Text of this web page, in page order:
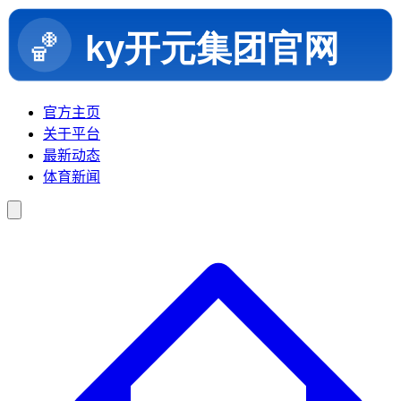
官方主页
关于平台
最新动态
体育新闻